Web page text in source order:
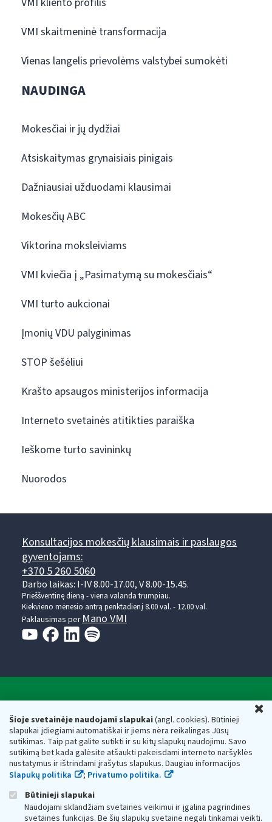
Šioje svetainėje naudojami slapukai(angl. cookies). Būtinieji
slapukai įdiegiami automatiškai ir jiems nėra reikalingas Jūsų
sutikimas. Taip pat galite sutikti ir su kitų slapukų naudojimu. Savo
sutikimą bet kada galėsite atšaukti pakeisdami interneto naršyklės
nustatymus ir ištrindami įrašytus slapukus. Daugiau informacijos
Slapukų politika
; Privatumo politika.
Būtinieji slapukai
Naudojami sklandžiam svetainės veikimui ir įgalina pagrindines
svetainės funkcijas. Be šių slapukų svetainė negali tinkamai veikti.
VMI skaitmeninė transformacija
Vienas langelis prievolėms valstybei sumokėti
NAUDINGA
Mokesčiai ir jų dydžiai
Atsiskaitymas grynaisiais pinigais
Dažniausiai užduodami klausimai
Mokesčių ABC
Viktorina moksleiviams
VMI kviečia į „Pasimatymą su mokesčiais“
VMI turto aukcionai
Įmonių VDU palyginimas
STOP šešėliui
Krašto apsaugos ministerijos informacija
Interneto svetainės atitikties paraiška
Ieškome turto savininkų
Nuorodos
Konsultacijos mokesčių klausimais ir paslaugos
gyventojams:
+370 5 260 5060
Darbo laikas: I-IV 8.00-17.00, V 8.00-15.45.
Prieššventinę dieną - viena valanda trumpiau.
Kiekvieno mėnesio antrą penktadienį 8.00 val. - 12.00 val.
Paklausimas per Mano VMI
Respublikos finansų ministerijos
Biudžetinė įstaiga. Juridinio asmens kodas — 188659752,
adresas: Vasario 16-osios g. 14, 01107 Vilnius, Lietuva, el.paštas:
vmi@vmi.lt, E. pristatymo dėžutės adresas 188659752
Duomenys apie Valstybinę mokesčių inspekciją prie Lietuvos
Respublikos finansų ministerijos kaupiami ir saugomi Juridinių